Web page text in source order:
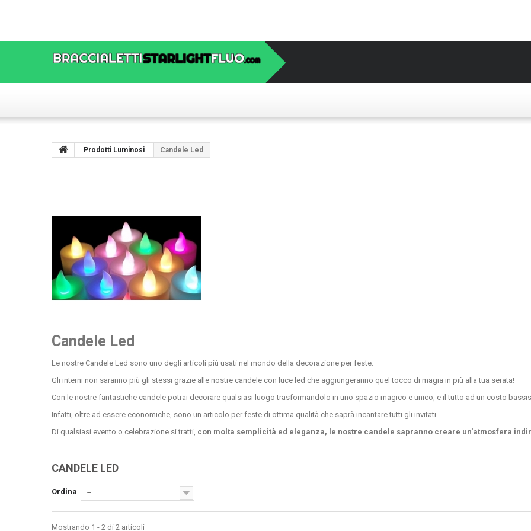
Prodotti Luminosi Candele Led
Candele Led
Le nostre Candele Led sono uno degli articoli più usati nel mondo della decorazione per feste.
Gli interni non saranno più gli stessi grazie alle nostre candele con luce led che aggiungeranno quel tocco di magia in più alla tua serata!
Con le nostre fantastiche candele potrai decorare qualsiasi luogo trasformandolo in uno spazio magico e unico, e il tutto ad un costo
Infatti, oltre ad essere economiche, sono un articolo per feste di ottima qualità che saprà incantare tutti gli invitati.
Di qualsiasi evento o celebrazione si tratti, con molta semplicità ed eleganza, le nostre candele sapranno creare un'atmosfera
Per questo possiamo garantirti che le nostre candele a led sono adatte sia per l’esterno che per l’interno.
Infatti tutti sappiamo come può essere pericolosa la fiamma sulla candela se non si fa attenzione. Nessuno ha voglia di provocare incidenti
Per questo con le nostre candele colorate noi vi proponiamo
Seppur essendo delle candele senza fiamma, queste meravigliose decorazioni per feste apporteranno la luce di cui il tuo evento avrà
Anche il fatto che sia una candela senza cera è un notevole vantaggio poiché dopo la festa non dovrete affannarvi a pulire gli eventuali
CANDELE LED
Ordina --
Mostrando 1 - 2 di 2 articoli